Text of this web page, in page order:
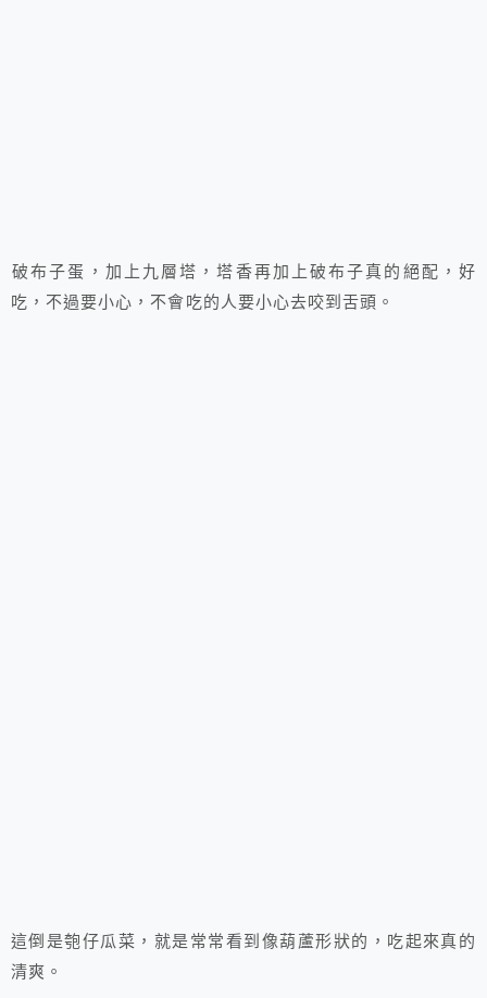
破布子蛋，加上九層塔，塔香再加上破布子真的絕配，好
吃，不過要小心，不會吃的人要小心去咬到舌頭。
這倒是匏仔瓜菜，就是常常看到像葫蘆形狀的，吃起來真的
清爽。